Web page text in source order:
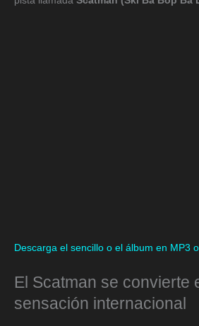
Descarga el sencillo o el álbum en MP3
El Scatman se convierte
sensación internacional